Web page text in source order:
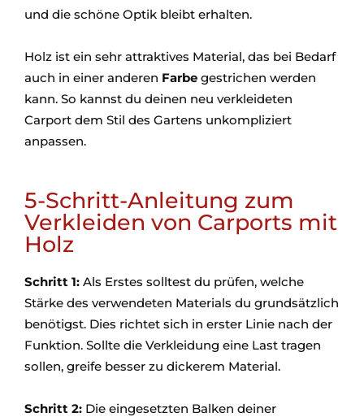
und die schöne Optik bleibt erhalten.
Holz ist ein sehr attraktives Material, das bei Bedarf
auch in einer anderen Farbe gestrichen werden
kann. So kannst du deinen neu verkleideten
Carport dem Stil des Gartens unkompliziert
anpassen.
5-Schritt-Anleitung zum
Verkleiden von Carports mit
Holz
Schritt 1: Als Erstes solltest du prüfen, welche
Stärke des verwendeten Materials du grundsätzlich
benötigst. Dies richtet sich in erster Linie nach der
Funktion. Sollte die Verkleidung eine Last tragen
sollen, greife besser zu dickerem Material.
Schritt 2: Die eingesetzten Balken deiner